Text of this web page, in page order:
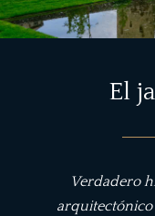
El
Verdadero
arquitectónico